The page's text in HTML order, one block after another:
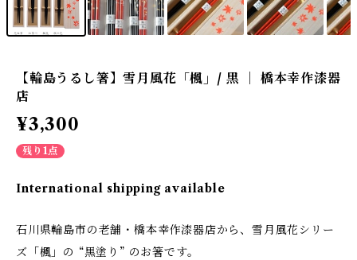
【輪島うるし箸】雪月風花「楓」/ 黒 ｜ 橋本幸作漆器
店
¥3,300
残り1点
International shipping available
石川県輪島市の老舗・橋本幸作漆器店から、雪月風花シリー
ズ「楓」の “黒塗り” のお箸です。